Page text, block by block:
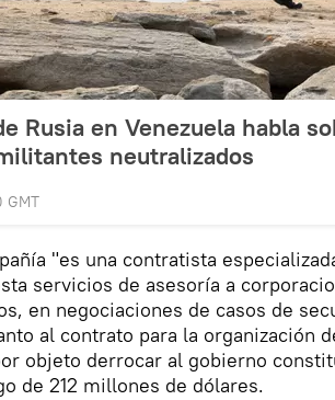
Rusia en Venezuela habla
neutralizados
GMT
"es una contratista
servicios de asesoría a
en negociaciones de casos de
al contrato para la organización
objeto derrocar al gobierno
de 212 millones de dólares.